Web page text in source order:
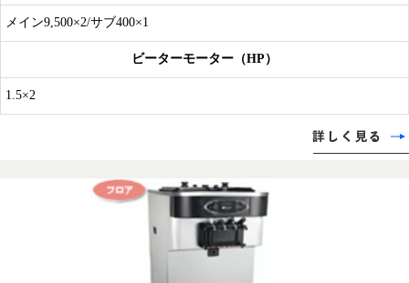
メイン9,500×2/サブ400×1
ビーターモーター（HP）
1.5×2